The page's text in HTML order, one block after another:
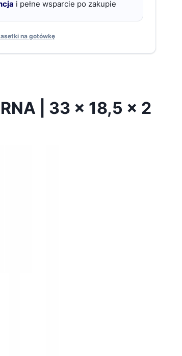
i pełne wsparcie po zakupie
na gotówkę
| 33 x 18,5 x 2